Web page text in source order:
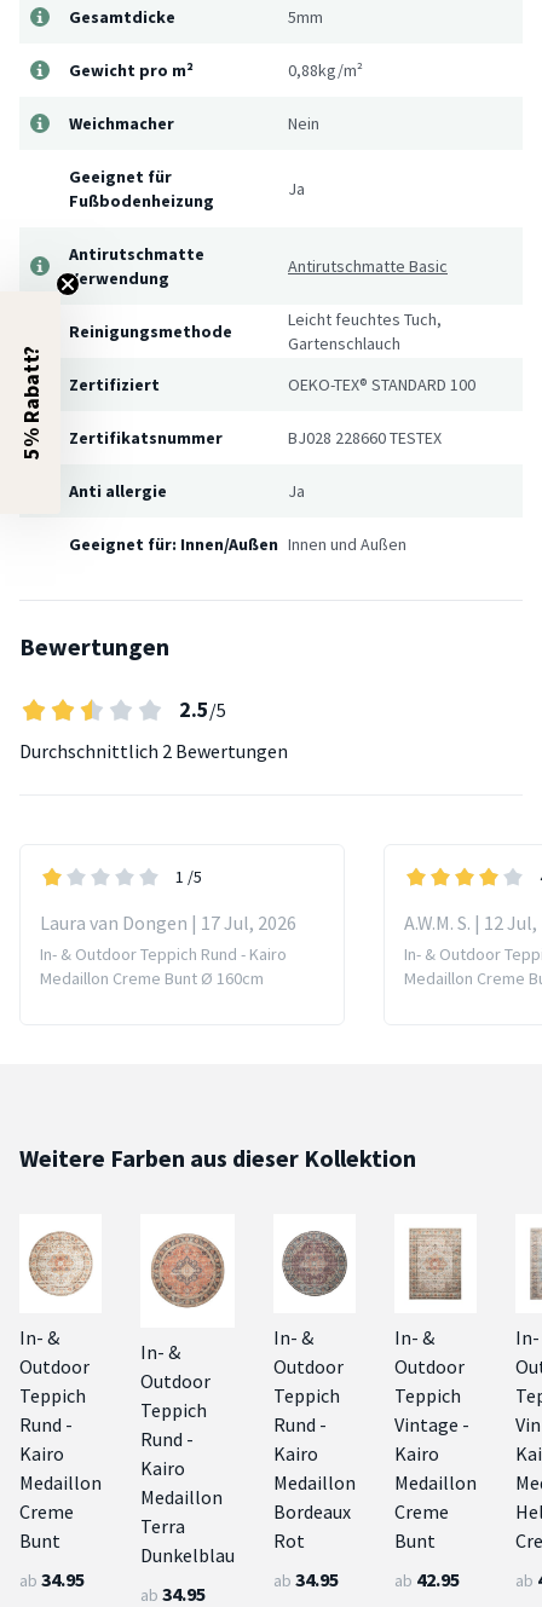
Gesamtdicke 5mm
Gewicht pro m² 0,88kg/m²
Weichmacher Nein
Geeignet für
Fußbodenheizung
Ja
Antirutschmatte
Verwendung
Antirutschmatte Basic
Reinigungsmethode
Leicht feuchtes Tuch,
Gartenschlauch
Zertifiziert
OEKO-TEX® STANDARD 100
Zertifikatsnummer BJ028 228660 TESTEX
Anti allergie Ja
Geeignet für: Innen/Außen Innen und Außen
Bewertungen
2.5/5
Durchschnittlich 2 Bewertungen
1 /5
Laura van Dongen | 17 Jul, 2026
In- & Outdoor Teppich Rund - Kairo
Medaillon Creme Bunt Ø 160cm
A.W.M. S. | 12
In- & Outdoor
Medaillon Creme
Weitere Farben aus dieser Kollektion
In- &
Outdoor
Teppich
Rund -
Kairo
Medaillon
Creme
Bunt
ab 34.95
In- &
Outdoor
Teppich
Rund -
Kairo
Medaillon
Terra
Dunkelblau
ab 34.95
In- &
Outdoor
Teppich
Rund -
Kairo
Medaillon
Bordeaux
Rot
ab 34.95
In- &
Outdoor
Teppich
Vintage -
Kairo
Medaillon
Creme
Bunt
ab 42.95 ab
5% Rabatt?